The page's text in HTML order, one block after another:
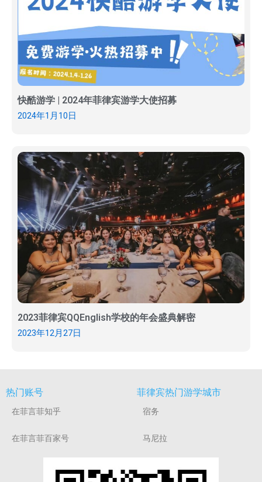
快酷游学 | 2024年菲律宾游学大使招募
2024年1月10日
2023菲律宾QQEnglish学校的年会盛典解密
2023年12月27日
热门账号
在菲言菲知乎
在菲言菲百家号
菲律宾热门游学城市
宿务
马尼拉